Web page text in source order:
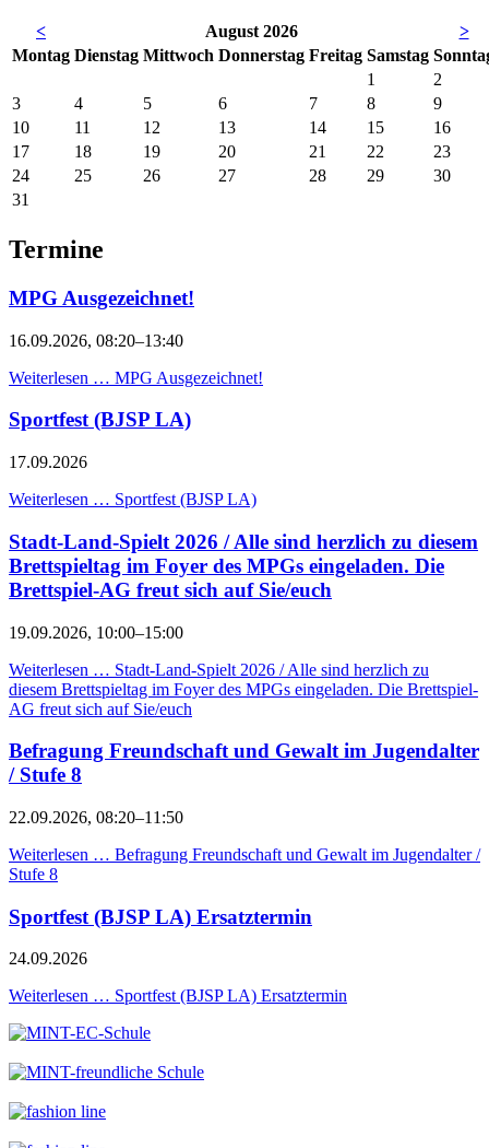
< August 2026
>
Montag Dienstag Mittwoch Donnerstag Freitag Samstag So
1
2
3
4 5 6 7 8
9
10
11 12 13 14 15
16
17
18 19 20 21 22
23
24
25 26 27 28 29
30
31
Termine
MPG Ausgezeichnet!
16.09.2026, 08:20–13:40
Weiterlesen … MPG Ausgezeichnet!
Sportfest (BJSP LA)
17.09.2026
Weiterlesen … Sportfest (BJSP LA)
Stadt-Land-Spielt 2026 / Alle sind herzlich zu diesem
Brettspieltag im Foyer des MPGs eingeladen. Die
Brettspiel-AG freut sich auf Sie/euch
19.09.2026, 10:00–15:00
Weiterlesen … Stadt-Land-Spielt 2026 / Alle sind herzlich zu
diesem Brettspieltag im Foyer des MPGs eingeladen. Die Brettspiel-
AG freut sich auf Sie/euch
Befragung Freundschaft und Gewalt im Jugendalter
/ Stufe 8
22.09.2026, 08:20–11:50
Weiterlesen … Befragung Freundschaft und Gewalt im Jugendalter /
Stufe 8
Sportfest (BJSP LA) Ersatztermin
24.09.2026
Weiterlesen … Sportfest (BJSP LA) Ersatztermin